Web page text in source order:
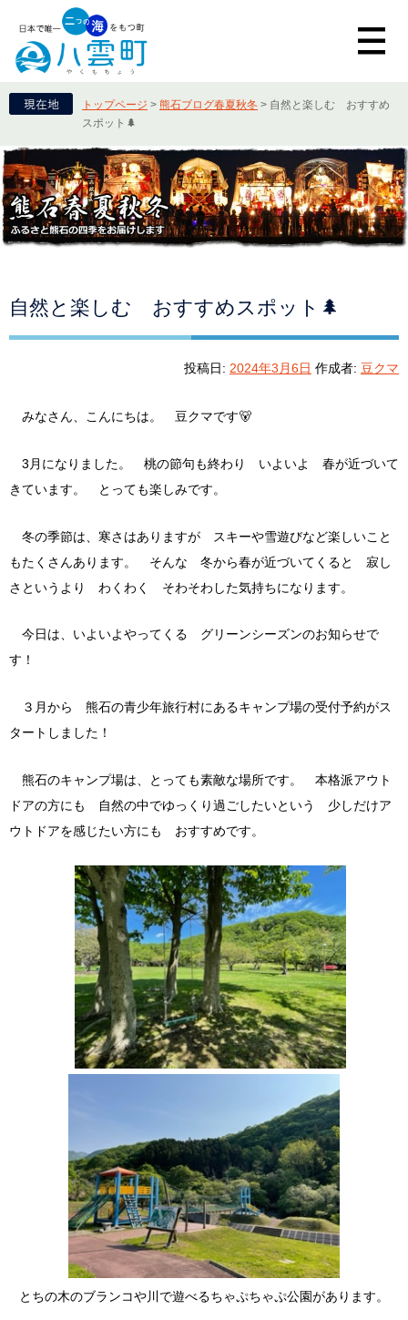
トップページ > 熊石ブログ春夏秋冬 > 自然と楽しむ おすすめ
スポット🌲
自然と楽しむ おすすめスポット🌲
投稿日: 2024年3月6日 作成者: 豆クマ
みなさん、こんにちは。 豆クマです🐻
3月になりました。 桃の節句も終わり いよいよ 春が近づいて
きています。 とっても楽しみです。
冬の季節は、寒さはありますが スキーや雪遊びなど楽しいこと
もたくさんあります。 そんな 冬から春が近づいてくると 寂し
さというより わくわく そわそわした気持ちになります。
今日は、いよいよやってくる グリーンシーズンのお知らせで
す！
３月から 熊石の青少年旅行村にあるキャンプ場の受付予約がス
タートしました！
熊石のキャンプ場は、とっても素敵な場所です。 本格派アウト
ドアの方にも 自然の中でゆっくり過ごしたいという 少しだけア
ウトドアを感じたい方にも おすすめです。
とちの木のブランコや川で遊べるちゃぷちゃぷ公園があります。